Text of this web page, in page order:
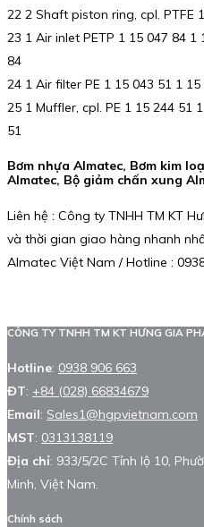
22 2 Shaft piston ring, cpl. PTFE
23 1 Air inlet PETP 1 15 047 84
84
24 1 Air filter PE 1 15 043 51 1
25 1 Muffler, cpl. PE 1 15 244 51
51
Bơm nhựa Almatec, Bơm kim
Almatec, Bộ giảm chấn xung
Liên hệ : Công ty TNHH TM KT
và thời gian giao hàng nhanh
Almatec Việt Nam / Hotline :
CÔNG TY TNHH TM KT HƯNG GIA
Hotline: 0938 906 663
ĐT: +84 (028) 66834679
Email: Sales1@hgpvietnam.com
MST: 0313138119
Địa chỉ: 933/5/2C Tỉnh lộ 10,
Minh, Việt Nam.
Chính sách